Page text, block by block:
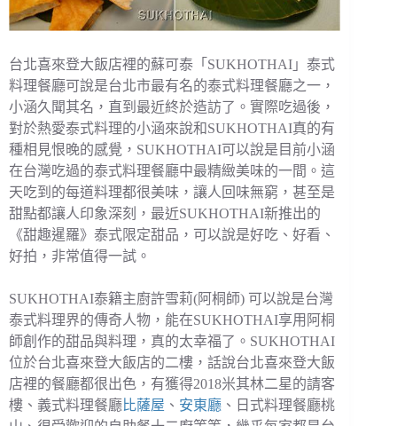
台北喜來登大飯店裡的蘇可泰「SUKHOTHAI」泰式
料理餐廳可說是台北市最有名的泰式料理餐廳之一，
小涵久聞其名，直到最近終於造訪了。實際吃過後，
對於熱愛泰式料理的小涵來說和SUKHOTHAI真的有
種相見恨晚的感覺，SUKHOTHAI可以說是目前小涵
在台灣吃過的泰式料理餐廳中最精緻美味的一間。這
天吃到的每道料理都很美味，讓人回味無窮，甚至是
甜點都讓人印象深刻，最近SUKHOTHAI新推出的
《甜趣暹羅》泰式限定甜品，可以說是好吃、好看、
好拍，非常值得一試。
SUKHOTHAI泰籍主廚許雪莉(阿桐師) 可以說是台灣
泰式料理界的傳奇人物，能在SUKHOTHAI享用阿桐
師創作的甜品與料理，真的太幸福了。SUKHOTHAI
位於台北喜來登大飯店的二樓，話說台北喜來登大飯
店裡的餐廳都很出色，有獲得2018米其林二星的請客
樓、義式料理餐廳比薩屋 、 安東廳 、日式料理餐廳桃